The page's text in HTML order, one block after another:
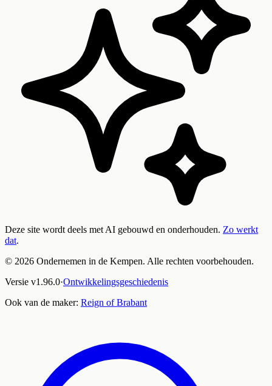
Deze site wordt deels met AI gebouwd en onderhouden. Zo werkt
dat.
© 2026 Ondernemen in de Kempen. Alle rechten voorbehouden.
Versie v1.96.0·Ontwikkelingsgeschiedenis
Ook van de maker: Reign of Brabant